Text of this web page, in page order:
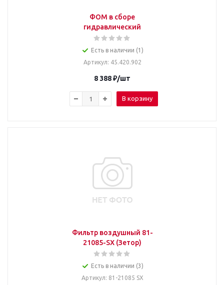
ФОМ в сборе
гидравлический
Есть в наличии (1)
Артикул: 45.420.902
8 388₽/шт
В корзину
Фильтр воздушный 81-
21085-SX (Зетор)
Есть в наличии (3)
Артикул: 81-21085 SX